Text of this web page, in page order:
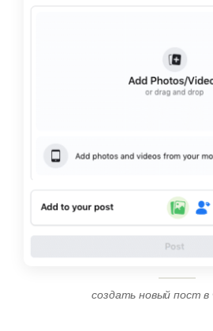
создать новый пост в